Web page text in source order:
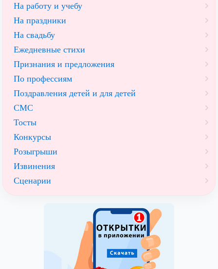
На работу и учебу
На праздники
На свадьбу
Ежедневные стихи
Признания и предложения
По профессиям
Поздравления детей и для детей
СМС
Тосты
Конкурсы
Розыгрыши
Извинения
Сценарии